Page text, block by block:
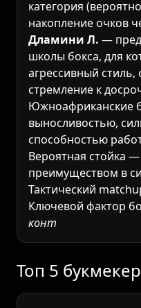
категория
накопление очков
Дламини Л. —
школы бокса, для
агрессивный
стремление к
Южноафриканские
выносливостью,
способностью
Вероятная стойка
преимуществом в
Тактический
Ключевой фактор
контроль
удерживать
Топ 5